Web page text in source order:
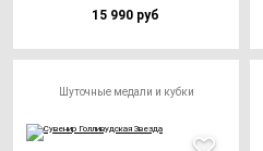
15 990 руб
Шуточные медали и кубки